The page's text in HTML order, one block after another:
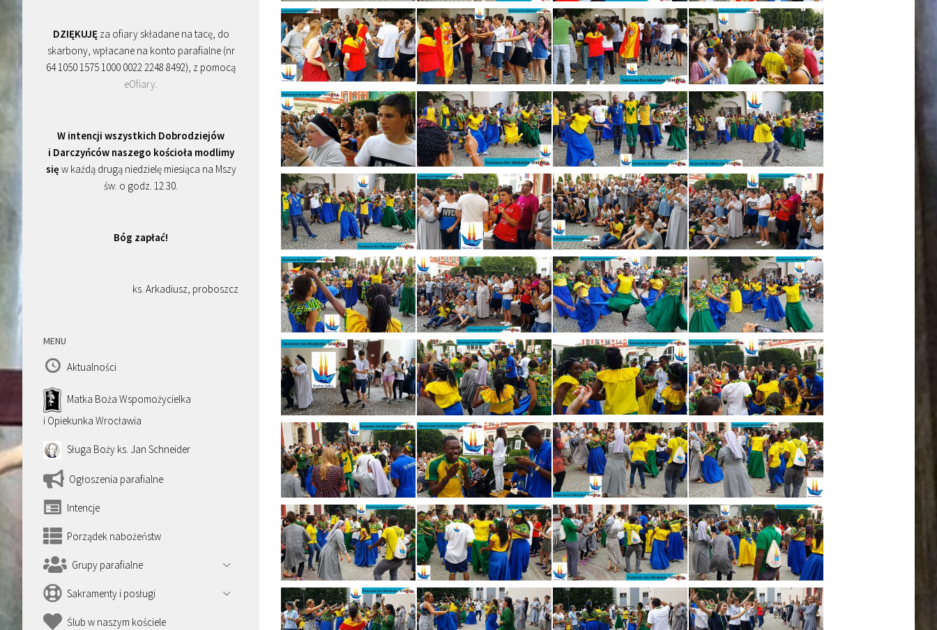
DZIĘKUJĘza ofiary składane na tacę, do
skarbony, wpłacane na konto parafialne (nr
64 1050 1575 1000 0022 2248 8492), z pomocą
eOfiary.
W intencji wszystkich Dobrodziejów
i Darczyńców naszego kościoła modlimy
się w każdą drugą niedzielę miesiąca na Mszy
św. o godz. 12.30.
Bóg zapłać!
ks. Arkadiusz, proboszcz
MENU
Aktualności
Matka Boża Wspomożycielka
i Opiekunka Wrocławia
Sługa Boży ks. Jan Schneider
Ogłoszenia parafialne
Intencje
Porządek nabożeństw
Grupy parafialne
Sakramenty i posługi
Ślub w naszym kościele